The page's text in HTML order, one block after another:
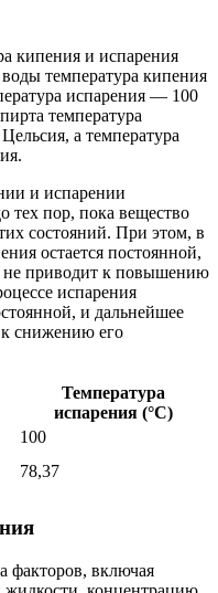
кипения и испарения
температура кипения
испарения — 100
температура
а температура
и испарении
тех пор, пока вещество
состояний. При этом, в
остается постоянной,
не приводит к повышению
испарения
и дальнейшее
снижению его
Температура
испарения (°C)
100
78,37
факторов, включая